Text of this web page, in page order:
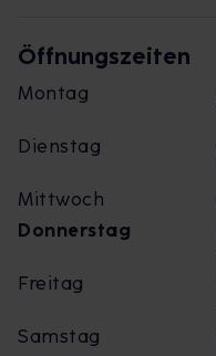
Öffnungszeiten
Montag
Dienstag
Mittwoch
Donnerstag
Freitag
Samstag